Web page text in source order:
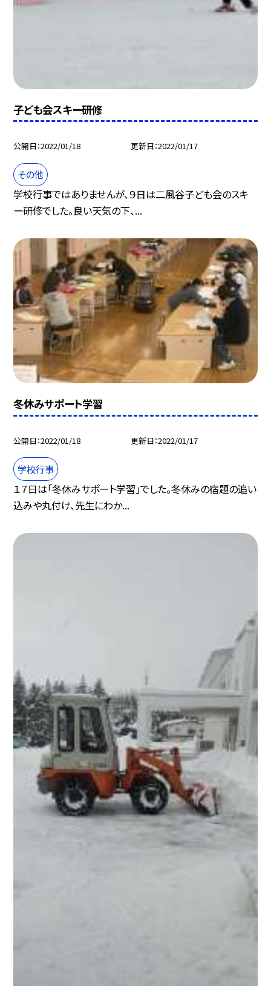
子ども会スキー研修
公開日 2022/01/18 更新日 2022/01/17
その他
学校行事ではありませんが、９日は二風谷子ども会のスキ
ー研修でした。良い天気の下、...
冬休みサポート学習
公開日 2022/01/18 更新日 2022/01/17
学校行事
１７日は「冬休みサポート学習」でした。冬休みの宿題の追い
込みや丸付け、先生にわか...